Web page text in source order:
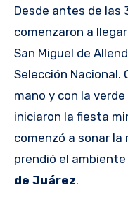
Desde antes de las
comenzaron a
San Miguel de
Selección Nacional.
mano y con la
iniciaron la fiesta
comenzó a sonar la
prendió el
de Juárez.